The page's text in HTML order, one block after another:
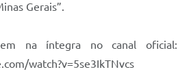
Gerais”.
na íntegra no canal oficial:
watch?v=5se3IkTNvcs